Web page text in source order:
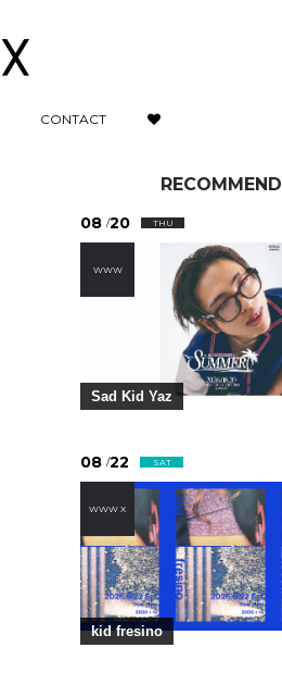
CONTACT
RECOMMEND
08 /20 THU
WWW
Sad Kid Yaz
08 /22 SAT
WWW X
kid fresino